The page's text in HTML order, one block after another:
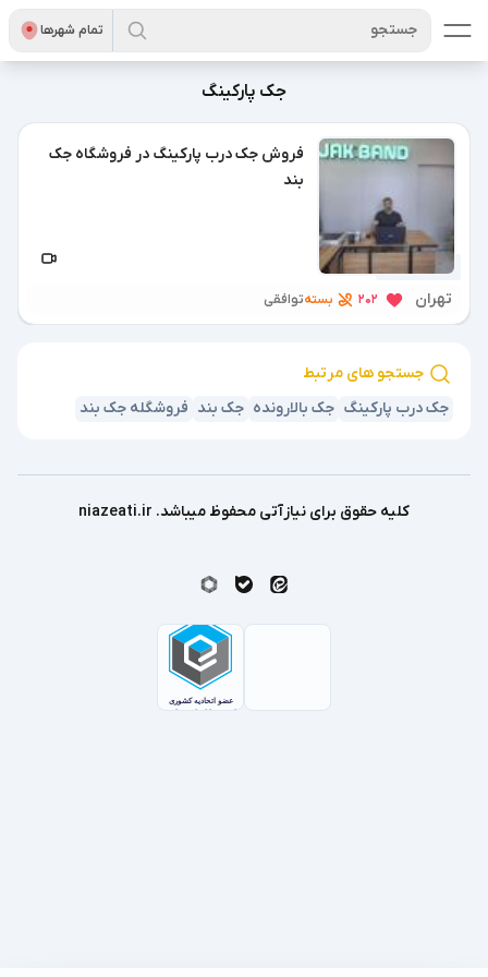
تمام شهر‌ها جستجو
جک پارکینگ
فروش جک درب پارکینگ در فروشگاه جک
بند
تهران 202 بستهتوافقی
جستجو های مرتبط
جک درب پارکینگ جک بالارونده جک بند فروشگله جک بند
کلیه حقوق برای نیازآتی محفوظ میباشد. niazeati.ir